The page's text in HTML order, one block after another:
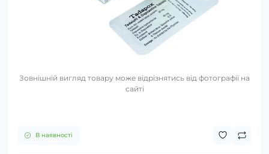
Зовнішній вигляд товару може відрізнятись від фотографії на
сайті
В наявності